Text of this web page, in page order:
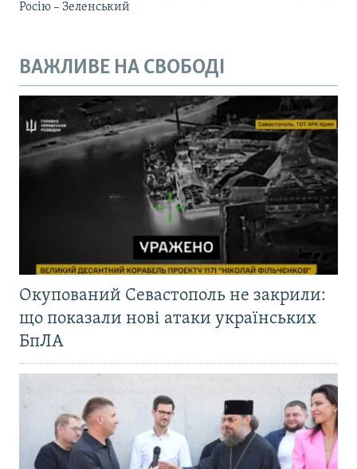
Росію – Зеленський
ВАЖЛИВЕ НА СВОБОДІ
Окупований Севастополь не закрили:
що показали нові атаки українських
БпЛА